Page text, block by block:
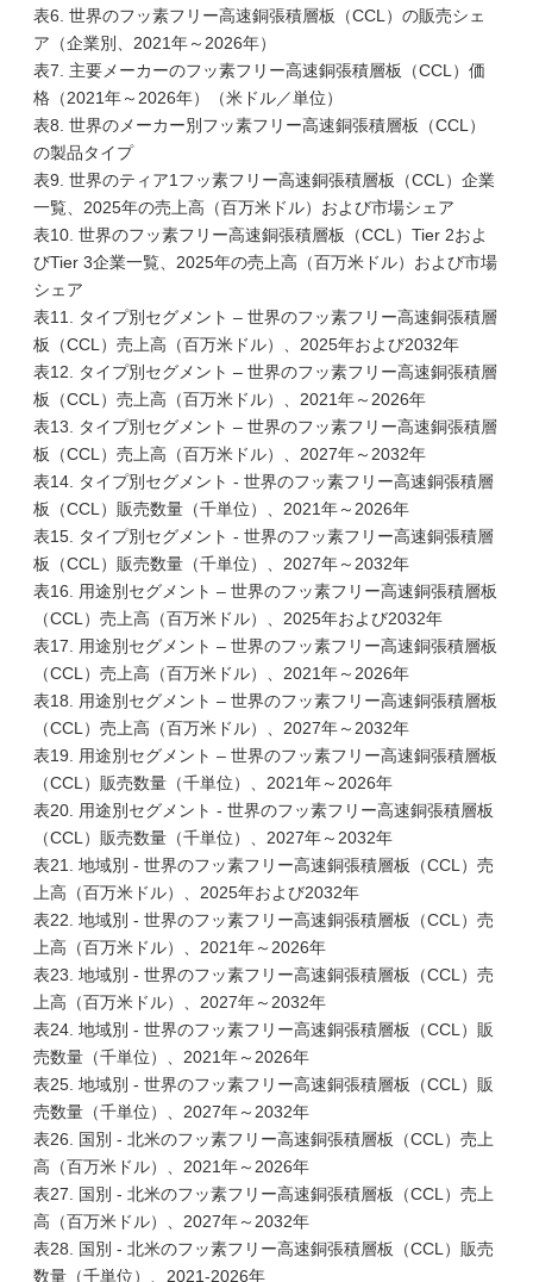
表6. 世界のフッ素フリー高速銅張積層板（CCL）の販売シェ
ア（企業別、2021年～2026年）
表7. 主要メーカーのフッ素フリー高速銅張積層板（CCL）価
格（2021年～2026年）（米ドル／単位）
表8. 世界のメーカー別フッ素フリー高速銅張積層板（CCL）
の製品タイプ
表9. 世界のティア1フッ素フリー高速銅張積層板（CCL）企業
一覧、2025年の売上高（百万米ドル）および市場シェア
表10. 世界のフッ素フリー高速銅張積層板（CCL）Tier 2およ
びTier 3企業一覧、2025年の売上高（百万米ドル）および市場
シェア
表11. タイプ別セグメント – 世界のフッ素フリー高速銅張積層
板（CCL）売上高（百万米ドル）、2025年および2032年
表12. タイプ別セグメント – 世界のフッ素フリー高速銅張積層
板（CCL）売上高（百万米ドル）、2021年～2026年
表13. タイプ別セグメント – 世界のフッ素フリー高速銅張積層
板（CCL）売上高（百万米ドル）、2027年～2032年
表14. タイプ別セグメント - 世界のフッ素フリー高速銅張積層
板（CCL）販売数量（千単位）、2021年～2026年
表15. タイプ別セグメント - 世界のフッ素フリー高速銅張積層
板（CCL）販売数量（千単位）、2027年～2032年
表16. 用途別セグメント – 世界のフッ素フリー高速銅張積層板
（CCL）売上高（百万米ドル）、2025年および2032年
表17. 用途別セグメント – 世界のフッ素フリー高速銅張積層板
（CCL）売上高（百万米ドル）、2021年～2026年
表18. 用途別セグメント – 世界のフッ素フリー高速銅張積層板
（CCL）売上高（百万米ドル）、2027年～2032年
表19. 用途別セグメント – 世界のフッ素フリー高速銅張積層板
（CCL）販売数量（千単位）、2021年～2026年
表20. 用途別セグメント - 世界のフッ素フリー高速銅張積層板
（CCL）販売数量（千単位）、2027年～2032年
表21. 地域別 - 世界のフッ素フリー高速銅張積層板（CCL）売
上高（百万米ドル）、2025年および2032年
表22. 地域別 - 世界のフッ素フリー高速銅張積層板（CCL）売
上高（百万米ドル）、2021年～2026年
表23. 地域別 - 世界のフッ素フリー高速銅張積層板（CCL）売
上高（百万米ドル）、2027年～2032年
表24. 地域別 - 世界のフッ素フリー高速銅張積層板（CCL）販
売数量（千単位）、2021年～2026年
表25. 地域別 - 世界のフッ素フリー高速銅張積層板（CCL）販
売数量（千単位）、2027年～2032年
表26. 国別 - 北米のフッ素フリー高速銅張積層板（CCL）売上
高（百万米ドル）、2021年～2026年
表27. 国別 - 北米のフッ素フリー高速銅張積層板（CCL）売上
高（百万米ドル）、2027年～2032年
表28. 国別 - 北米のフッ素フリー高速銅張積層板（CCL）販売
数量（千単位）、2021-2026年